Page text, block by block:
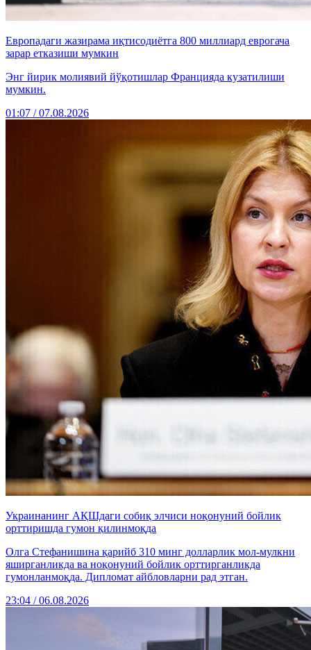
Европадаги жазирама иқтисодиётга 800 миллиард еврогача
зарар етказиши мумкин
Энг йирик молиявий йўқотишлар Францияда кузатилиши
мумкин.
01:07 / 07.08.2026
Украинанинг АҚШдаги собиқ элчиси ноқонуний бойлик
орттиришда гумон қилинмоқда
Олга Стефанишина қарийб 310 минг долларлик мол-мулкни
яширганликда ва ноқонуний бойлик орттирганликда
гумонланмоқда. Дипломат айбловларни рад этган.
23:04 / 06.08.2026